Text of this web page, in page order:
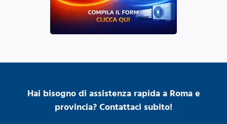
Hai bisogno di assistenza rapida a Roma e
provincia? Contattaci subito!